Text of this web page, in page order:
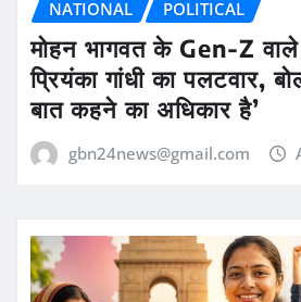
NATIONAL POLITICAL
मोहन भागवत के Gen-Z
प्रियंका गांधी का पलटवार,
बात कहने का अधिकार है’
gbn24news@gmail.com